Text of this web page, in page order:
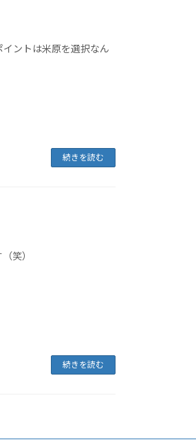
ントは米原を選択なん
続きを読む
笑）
続きを読む